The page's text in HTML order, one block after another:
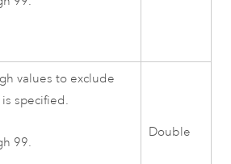
values to exclude
specified.
99.
Double